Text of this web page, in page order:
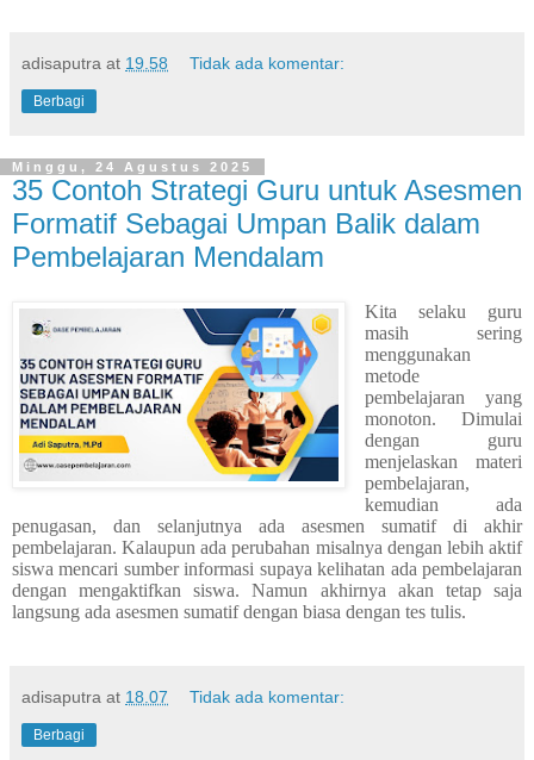
adisaputra at 19.58 Tidak ada komentar:
Berbagi
Minggu, 24 Agustus 2025
35 Contoh Strategi Guru untuk Asesmen
Formatif Sebagai Umpan Balik dalam
Pembelajaran Mendalam
Kita selaku guru
masih sering
menggunakan
metode
pembelajaran yang
monoton. Dimulai
dengan guru
menjelaskan materi
pembelajaran,
kemudian ada
penugasan, dan selanjutnya ada asesmen sumatif di akhir
pembelajaran. Kalaupun ada perubahan misalnya dengan lebih aktif
siswa mencari sumber informasi supaya kelihatan ada pembelajaran
dengan mengaktifkan siswa. Namun akhirnya akan tetap saja
langsung ada asesmen sumatif dengan biasa dengan tes tulis.
adisaputra at 18.07 Tidak ada komentar:
Berbagi